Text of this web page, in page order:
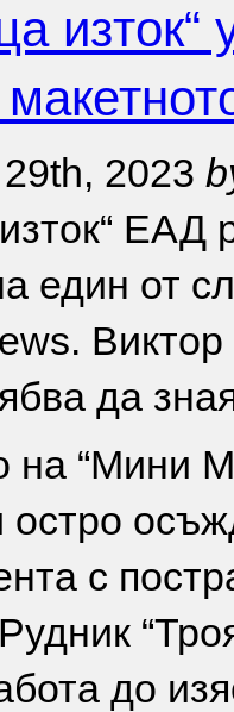
изток“
2023
ЕАД
един от
да
на “Мини
остро
с
до